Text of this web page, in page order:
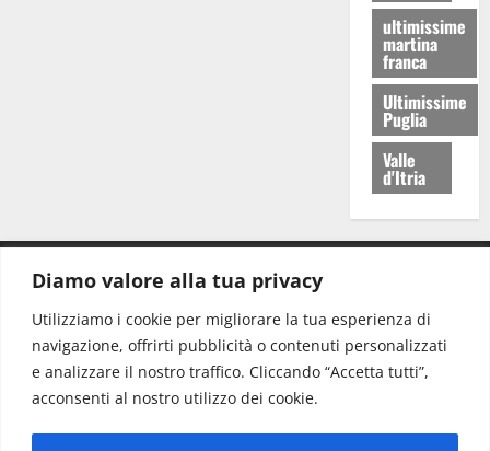
Diamo valore alla tua privacy
Utilizziamo i cookie per migliorare la tua esperienza di
navigazione, offrirti pubblicità o contenuti personalizzati
e analizzare il nostro traffico. Cliccando “Accetta tutti”,
acconsenti al nostro utilizzo dei cookie.
ultimissime
martina
franca
Ultimissime
Puglia
Valle
d'Itria
Redazione: redazione@www.martinasera.it
Direttore:direttore@www.martinasera.it
Info & Commerciale:info@www.martinasera.it